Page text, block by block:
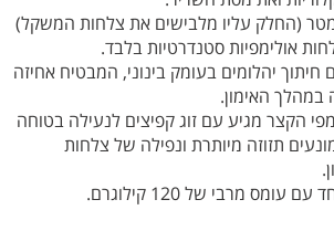
50 מילימטר (החלק עליו מלבישים את צלחות המשקל)
אולימפיות סטנדרטיות בלבד.
יהלומים בעומק בינוני, המבטיח אחיזה
האימון.
הקצר מגיע עם זוג קפיצים לנעילה בטוחה
תזוזה מיותרת ונפילה של צלחות
מרבי של 120 קילוגרם.